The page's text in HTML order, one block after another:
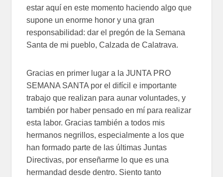
estar aquí en este momento haciendo algo que
supone un enorme honor y una gran
responsabilidad: dar el pregón de la Semana
Santa de mi pueblo, Calzada de Calatrava.
Gracias en primer lugar a la JUNTA PRO
SEMANA SANTA por el difícil e importante
trabajo que realizan para aunar voluntades, y
también por haber pensado en mí para realizar
esta labor. Gracias también a todos mis
hermanos negrillos, especialmente a los que
han formado parte de las últimas Juntas
Directivas, por enseñarme lo que es una
hermandad desde dentro. Siento tanto